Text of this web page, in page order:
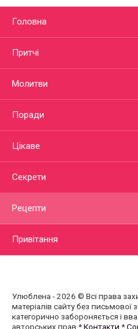
Головна
Притчі
Молитви
Поради
Цікаве
Секрети
Рецепти
Привітання
Улюблена - 2026 © Всі права
матеріалів сайту без письмової
категорично забороняється і
авторських прав.*Контакти *